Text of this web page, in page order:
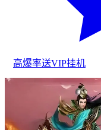
高爆率送VIP挂机